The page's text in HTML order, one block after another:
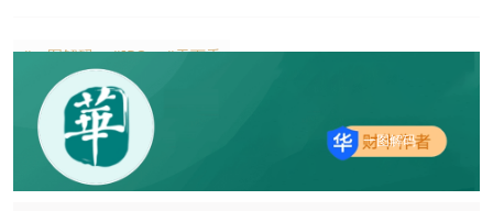
#一图解码 #IPO #天下秀
一图解码